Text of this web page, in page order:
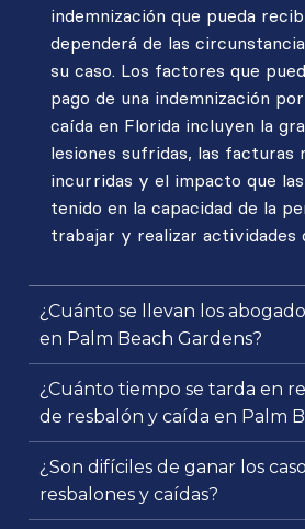
indemnización que pueda
dependerá de las
su caso. Los factores que
pago de una indemnización
caída en Florida incluyen la
lesiones sufridas, las facturas
incurridas y el impacto que
tenido en la capacidad de la
trabajar y realizar actividades
¿Cuánto se llevan los
en Palm Beach Gardens?
¿Cuánto tiempo se tarda en
de resbalón y caída en Palm
¿Son difíciles de ganar los
resbalones y caídas?